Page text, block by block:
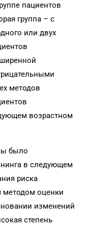
пациентов
группа – с
или двух
методов
возрастном
было
в следующем
риска
методом оценки
изменений
степень